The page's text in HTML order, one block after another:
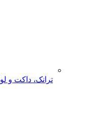
ترانک، داکت و